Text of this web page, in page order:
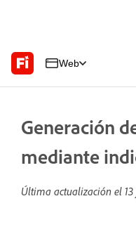
Web
Generación
mediante
Última actualización el